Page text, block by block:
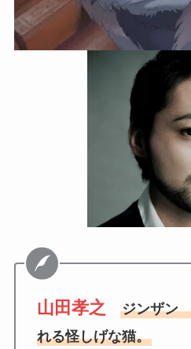
山田孝之
ジンザン
れる怪しげな猫。